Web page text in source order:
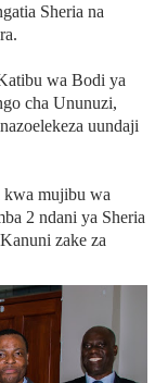
Sheria na
wa Bodi ya
cha Ununuzi,
uundaji
kwa mujibu wa
2 ndani ya Sheria
zake za